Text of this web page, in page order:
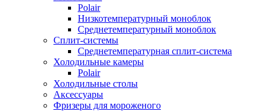
Polair
Низкотемпературный моноблок
Среднетемпературный моноблок
Сплит-системы
Среднетемпературная сплит-система
Холодильные камеры
Polair
Холодильные столы
Аксессуары
Фризеры для мороженого